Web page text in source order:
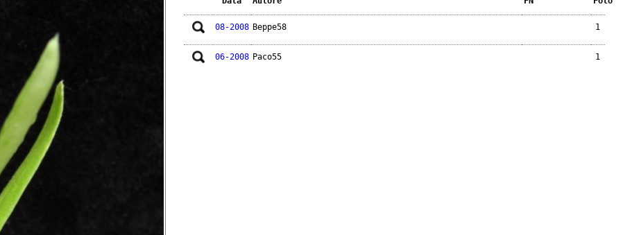
08-2008 Beppe58 1
06-2008 Paco55 1